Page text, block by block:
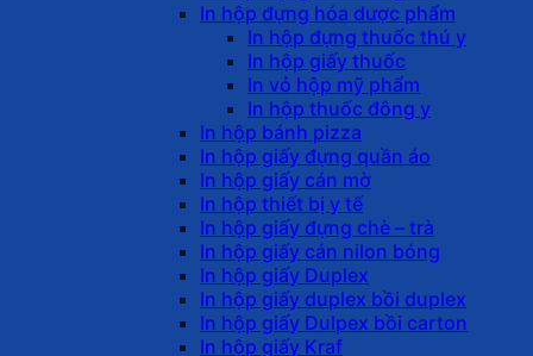
In hộp đựng hóa dược phẩm
In hộp đựng thuốc thú y
In hộp giấy thuốc
In vỏ hộp mỹ phẩm
In hộp thuốc đông y
In hộp bánh pizza
In hộp giấy đựng quần áo
In hộp giấy cán mờ
In hộp thiết bị y tế
In hộp giấy đựng chè – trà
In hộp giấy cán nilon bóng
In hộp giấy Duplex
In hộp giấy duplex bồi duplex
In hộp giấy Dulpex bồi carton
In hộp giấy Kraf